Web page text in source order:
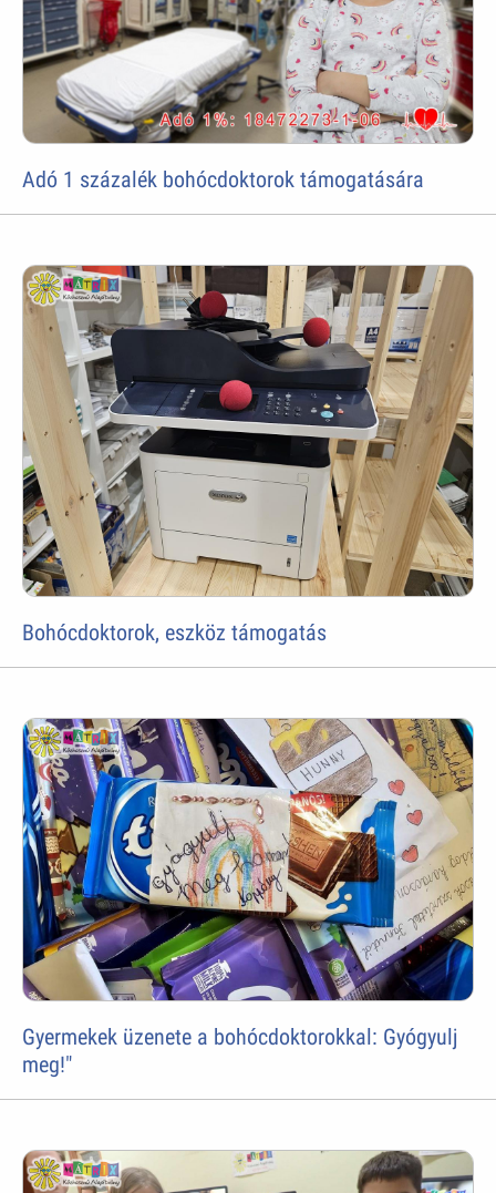
Adó 1 százalék bohócdoktorok támogatására
Bohócdoktorok, eszköz támogatás
Gyermekek üzenete a bohócdoktorokkal: Gyógyulj
meg!"